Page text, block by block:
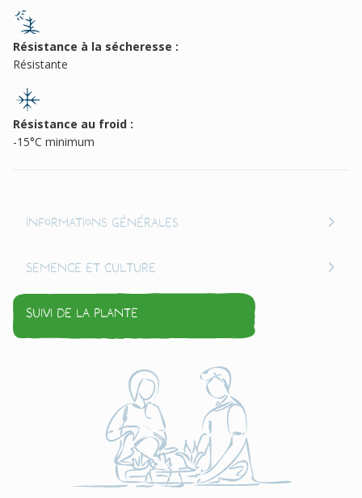
Résistance à la sécheresse :
Résistante
Résistance au froid :
-15°C minimum
Informations générales
Semence et culture
Suivi de la plante